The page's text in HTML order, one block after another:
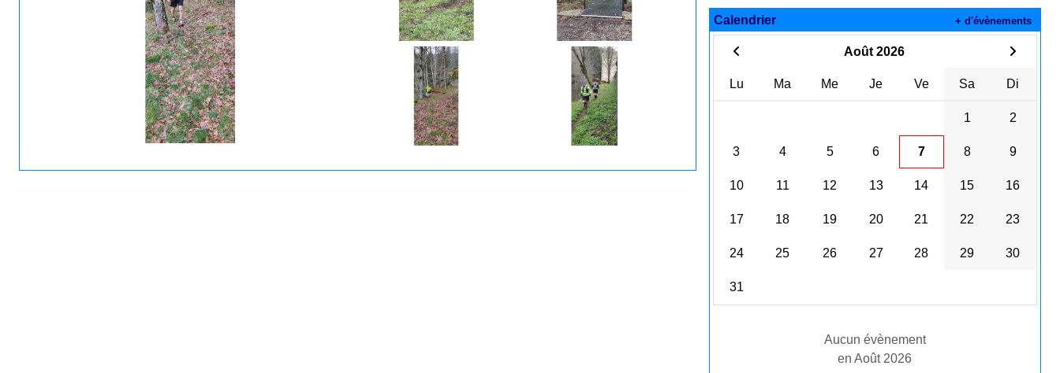
Calendrier
Août 2026
Lu Ma Me Je Ve Sa Di
1 2
3 4 5 6 7 8 9
10 11 12 13 14 15 16
17 18 19 20 21 22 23
24 25 26 27 28 29 30
31
Aucun évènement
en Août 2026
+ d'évènements